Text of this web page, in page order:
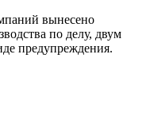
вынесено
по делу, двум
предупреждения.